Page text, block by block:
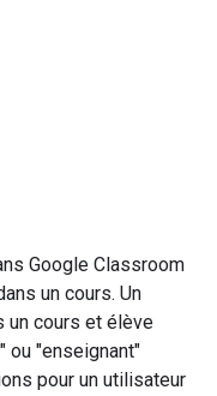
Google Classroom
un cours. Un
un cours et élève
ou "enseignant"
pour un utilisateur